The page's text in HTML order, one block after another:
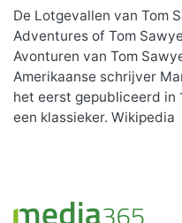
De Lotgevallen van Tom
Adventures of Tom
Avonturen van Tom
Amerikaanse schrijver
het eerst gepubliceerd in
een klassieker. Wikipedia